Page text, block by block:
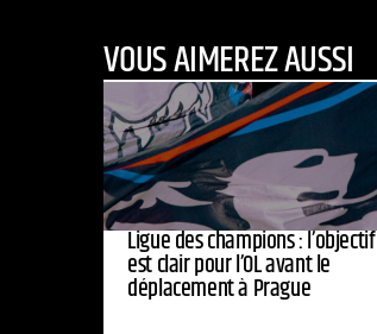
VOUS AIMEREZ AUSSI
Ligue des champions : l’objectif
est clair pour l’OL avant le
déplacement à Prague